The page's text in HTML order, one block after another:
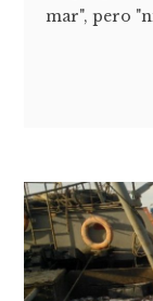
mar", pero